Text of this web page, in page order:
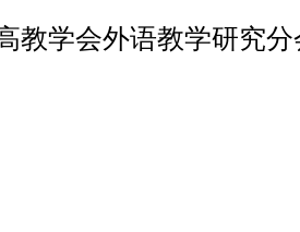
教学会外语教学研究